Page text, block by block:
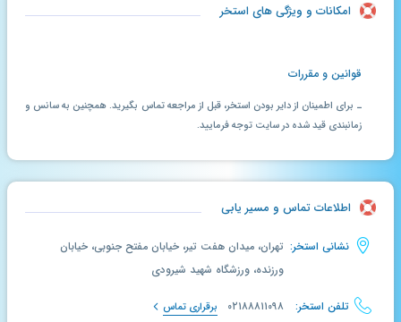
امکانات و ویژگی های استخر
قوانین و مقررات
ـ برای اطمینان از دایر بودن استخر، قبل از مراجعه تماس بگیرید. همچنین به سانس و
زمانبندی قید شده در سایت توجه فرمایید.
اطلاعات تماس و مسیر یابی
نشانی استخر: تهران، میدان هفت تیر، خیابان مفتح جنوبی، خیابان
ورزنده، ورزشگاه شهید شیرودی
تلفن استخر: ۰۲۱۸۸۸۱۱۰۹۸ برقراری تماس